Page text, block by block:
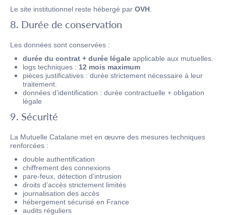
Le site institutionnel reste hébergé par OVH
8. Durée de conservation
Les données sont conservées :
durée du contrat + durée légale applicable aux mutuelles.
logs techniques : 12 mois maximum
pièces justificatives : durée strictement nécessaire à leur
traitement.
données d’identification : durée contractuelle + obligation
légale
9. Sécurité
La Mutuelle Catalane met en œuvre des mesures techniques
renforcées :
double authentification
chiffrement des connexions
pare-feux, détection d’intrusion
droits d’accès strictement limités
journalisation des accès
hébergement sécurisé en France
audits réguliers